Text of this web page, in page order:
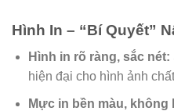
Hình In – “Bí Quyết”
Hình in rõ ràng, sắc nét:
hiện đại cho hình ảnh
Mực in bền màu, không